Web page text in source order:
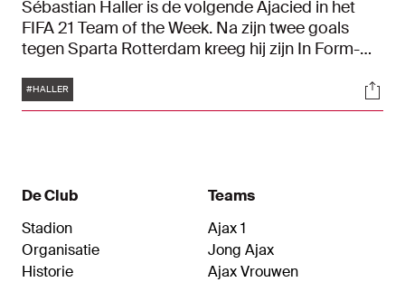
Sébastian Haller is de volgende Ajacied in het
FIFA 21 Team of the Week. Na zijn twee goals
tegen Sparta Rotterdam kreeg hij zijn In Form-
Tags
#HALLER
De Club
Stadion
Organisatie
Historie
Teams
Ajax 1
Jong Ajax
Ajax Vrouwen